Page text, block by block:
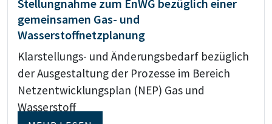
Stellungnahme zum EnWG bezüglich einer
gemeinsamen Gas- und
Wasserstoffnetzplanung
Klarstellungs- und Änderungsbedarf bezüglich
der Ausgestaltung der Prozesse im Bereich
Netzentwicklungsplan (NEP) Gas und
Wasserstoff